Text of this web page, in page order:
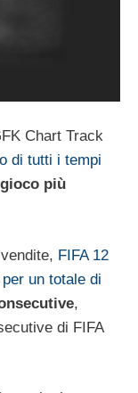
Chart Track
di tutti i tempi
più
FIFA 12
un totale di
,
di FIFA